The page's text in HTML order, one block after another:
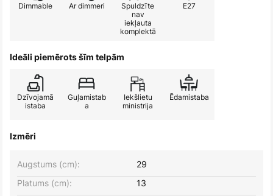
Dimmable Ar dimmeri
Spuldzīte
nav
iekļauta
komplektā
E27
Ideāli piemērots šīm telpām
Dzīvojamā
istaba
Guļamistab
a
Iekšlietu
ministrija
Ēdamistaba
Izmēri
Platums (cm): 13
Augstums (cm): 29